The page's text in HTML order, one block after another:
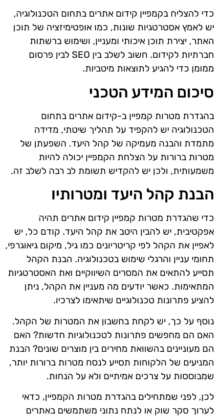
כדי להצליח בקמפיין קידום אתרים בתחום הטכנולוגיה,
יש לאמץ אסטרטגיות שונות, כמו אופטימיזציה של תוכן
האתר, יצירת תוכן איכותי ומעניין, ושימוש ברשתות
חברתיות לקידום. חשוב לשלב בין SEO לבין פרסום
ממומן כדי להגיע לתוצאות מיטביות.
סיכום המידע הטכני
בהגדרת מטרות קמפיין ב-קידום אתרים בתחום
הטכנולוגיה יש להקפיד על תהליך שיטתי, מדידה
מתמדת והבנה מעמיקה של קהל היעד. השפעתן של
מטרות ברורות על הצלחת הקמפיין יכולה להיות
משמעותית, ולכן יש להקדיש תשומת לב רבה לשלב זה.
הבנת קהל היעד ומטרותיו
כדי שהגדרת מטרות קמפיין קידום אתרים תהיה
אפקטיבית, יש להבין היטב את קהל היעד. קודם כל, יש
לאפיין את הקהל לפי קריטריונים כמו גיל, מיקום גיאוגרפי,
תחומי עניין והרגלי שימוש בטכנולוגיה. הבנת הקהל
תסייע להתאים את המסרים השיווקיים ואת האסטרטגיות
המתאימות. כאשר יודעים מה מעניין את הקהל, ניתן
להציע פתרונות טכנולוגיים שיתאימו לצרכיו.
נוסף על כך, יש לקחת בחשבון את המטרות של הקהל.
האם הם מחפשים פתרונות לטכנולוגיות חדשות? האם
הם מעוניינים בהשוואת מחירים בין מוצרים שונים? הבנת
המניעים של הלקוחות תסייע לנסח מטרות ברורות יותר,
שמבוססות על צרכים אמיתיים ולא על הנחות.
לכן, לפני שמתחילים בהגדרת מטרות הקמפיין, כדאי
לערוך סקר שוק או לנתח נתוני משתמשים באתרים